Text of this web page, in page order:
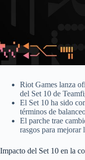
Riot Games lanza
del Set 10 de
El Set 10 ha sido
términos de
El parche trae
rasgos para mejorar
Impacto del Set 10 en la